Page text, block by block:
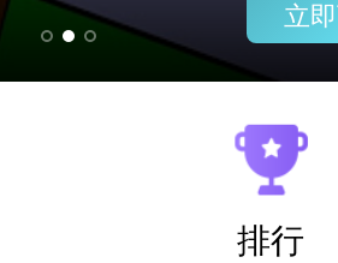
立
排行